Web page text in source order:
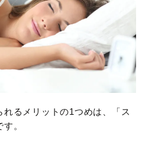
るメリットの1つめは、「ス
。